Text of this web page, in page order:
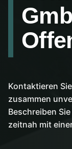
Kontaktieren
zusammen
Beschreiben
zeitnah mit